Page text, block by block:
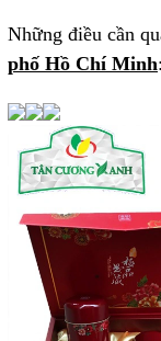
Những điều cần
phố Hồ Chí Minh: